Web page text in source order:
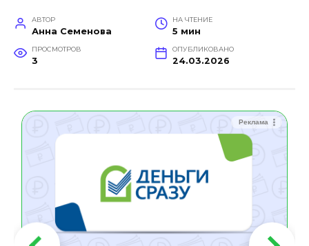
АВТОР
Анна Семенова
НА ЧТЕНИЕ
5 мин
ПРОСМОТРОВ
3
ОПУБЛИКОВАНО
24.03.2026
Реклама